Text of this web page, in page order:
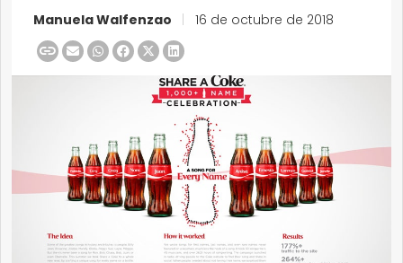
Manuela Walfenzao 16 de octubre de 2018